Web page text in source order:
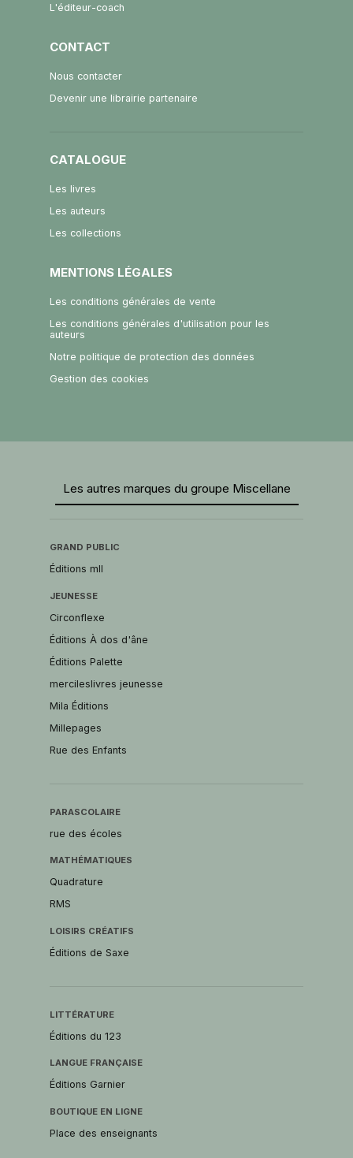
L'éditeur-coach
CONTACT
Nous contacter
Devenir une librairie partenaire
CATALOGUE
Les livres
Les auteurs
Les collections
MENTIONS LÉGALES
Les conditions générales de vente
Les conditions générales d'utilisation pour les
auteurs
Notre politique de protection des données
Gestion des cookies
Les autres marques du groupe Miscellane
GRAND PUBLIC
Éditions mll
JEUNESSE
Circonflexe
Éditions À dos d'âne
Éditions Palette
mercileslivres jeunesse
Mila Éditions
Millepages
Rue des Enfants
PARASCOLAIRE
rue des écoles
MATHÉMATIQUES
Quadrature
RMS
LOISIRS CRÉATIFS
Éditions de Saxe
LITTÉRATURE
Éditions du 123
LANGUE FRANÇAISE
Éditions Garnier
BOUTIQUE EN LIGNE
Place des enseignants